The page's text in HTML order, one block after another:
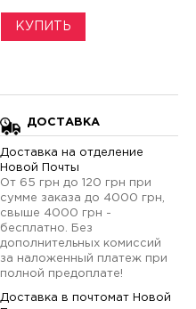
КУПИТЬ
ДОСТАВКА
Доставка на отделение
Новой Почты
От 65 грн до 120 грн при
сумме заказа до 4000 грн,
свыше 4000 грн -
бесплатно. Без
дополнительных комиссий
за наложенный платеж при
полной предоплате!
Доставка в почтомат Новой